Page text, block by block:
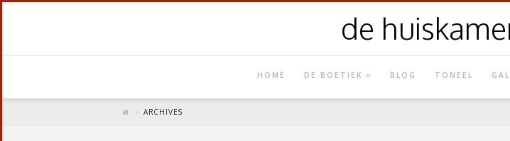
de
HOME DE BOETIEK BLOG TONEEL
ARCHIVES